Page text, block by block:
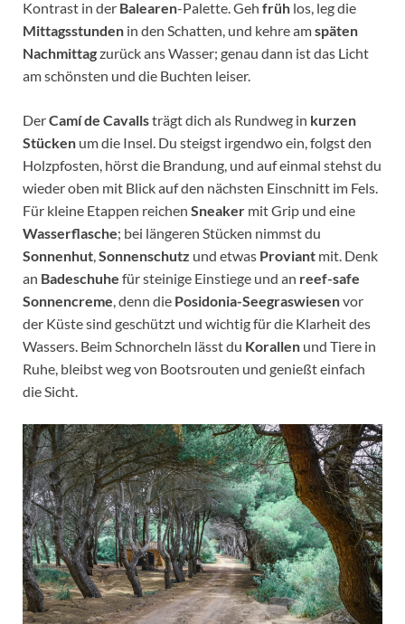
Kontrast in der Balearen-Palette. Geh früh los, leg die
Mittagsstunden in den Schatten, und kehre amspäten
Nachmittagzurück ans Wasser; genau dann ist das Licht
am schönsten und die Buchten leiser.
DerCamí de Cavallsträgt dich als Rundweg in kurzen
Stücken um die Insel. Du steigst irgendwo ein, folgst den
Holzpfosten, hörst die Brandung, und auf einmal stehst du
wieder oben mit Blick auf den nächsten Einschnitt im Fels.
Für kleine Etappen reichen Sneaker mit Grip und eine
Wasserflasche; bei längeren Stücken nimmst du
Sonnenhut Sonnenschutz und etwas Proviant mit. Denk
an Badeschuhe für steinige Einstiege und an reef-safe
Sonnencreme , denn die Posidonia-Seegraswiesenvor
der Küste sind geschützt und wichtig für die Klarheit des
Wassers. Beim Schnorcheln lässt du Korallen und Tiere in
Ruhe, bleibst weg von Bootsrouten und genießt einfach
die Sicht.